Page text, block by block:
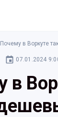
Почему в Воркуте
07.01.2024
в